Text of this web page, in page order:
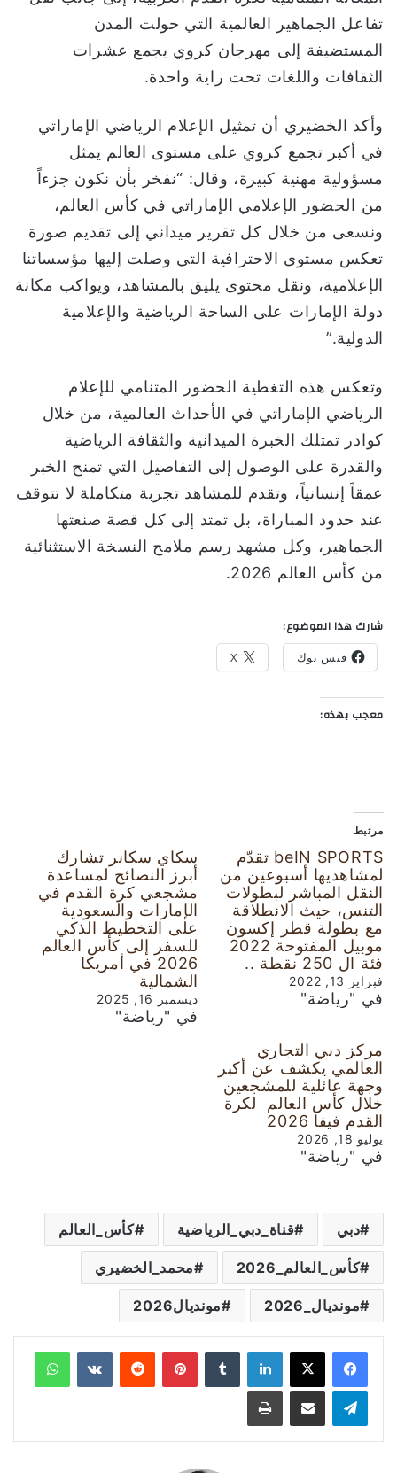
تفاعل الجماهير العالمية التي حولت المدن
المستضيفة إلى مهرجان كروي يجمع عشرات
الثقافات واللغات تحت راية واحدة.
وأكد الخضيري أن تمثيل الإعلام الرياضي الإماراتي
في أكبر تجمع كروي على مستوى العالم يمثل
مسؤولية مهنية كبيرة، وقال: “نفخر بأن نكون جزءاً
من الحضور الإعلامي الإماراتي في كأس العالم،
ونسعى من خلال كل تقرير ميداني إلى تقديم صورة
تعكس مستوى الاحترافية التي وصلت إليها مؤسساتنا
الإعلامية، ونقل محتوى يليق بالمشاهد، ويواكب مكانة
دولة الإمارات على الساحة الرياضية والإعلامية
الدولية.”
وتعكس هذه التغطية الحضور المتنامي للإعلام
الرياضي الإماراتي في الأحداث العالمية، من خلال
كوادر تمتلك الخبرة الميدانية والثقافة الرياضية
والقدرة على الوصول إلى التفاصيل التي تمنح الخبر
عمقاً إنسانياً، وتقدم للمشاهد تجربة متكاملة لا تتوقف
عند حدود المباراة، بل تمتد إلى كل قصة صنعتها
الجماهير، وكل مشهد رسم ملامح النسخة الاستثنائية
من كأس العالم 2026.
شارك هذا الموضوع:
فيس بوك X
معجب بهذه:
مرتبط
beIN SPORTS تقدّم
لمشاهديها أسبوعين من
النقل المباشر لبطولات
التنس، حيث الانطلاقة
مع بطولة قطر إكسون
موبيل المفتوحة 2022
فئة ال 250 نقطة ..
فبراير 13, 2022
في "رياضة"
سكاي سكانر تشارك
أبرز النصائح لمساعدة
مشجعي كرة القدم في
الإمارات والسعودية
على التخطيط الذكي
للسفر إلى كأس العالم
2026 في أمريكا
الشمالية
ديسمبر 16, 2025
في "رياضة"
مركز دبي التجاري
العالمي يكشف عن أكبر
وجهة عائلية للمشجعين
خلال كأس العالم لكرة
القدم فيفا 2026
يوليو 18, 2026
في "رياضة"
دبي قناة_دبي_الرياضية كأس_العالم
كأس_العالم_2026 محمد_الخضيري
مونديال_2026 مونديال2026
لينكدإن بينتيريست